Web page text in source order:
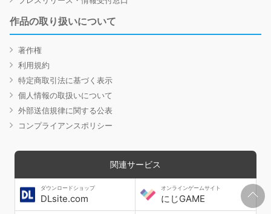
作品の取り扱いについて
著作権
利用規約
特定商取引法に基づく表示
個人情報の取扱いについて
外部送信規律に関する公表
コンプライアンスポリシー
関連サービス
ダウンロードショップ
DLsite.com
オンラインゲームサイト
にじGAME